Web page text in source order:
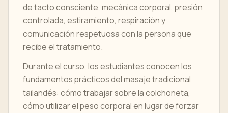
de tacto consciente, mecánica corporal, presión
controlada, estiramiento, respiración y
comunicación respetuosa con la persona que
recibe el tratamiento.
Durante el curso, los estudiantes conocen los
fundamentos prácticos del masaje tradicional
tailandés: cómo trabajar sobre la colchoneta,
cómo utilizar el peso corporal en lugar de forzar